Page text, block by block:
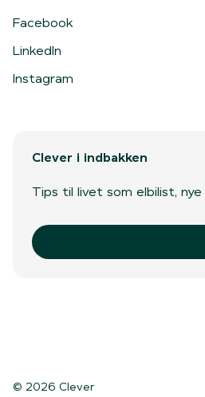
Facebook
LinkedIn
Instagram
Clever i indbakken
Tips til livet som elbilist,
© 2026 Clever